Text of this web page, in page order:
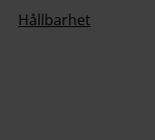
Hållbarhet